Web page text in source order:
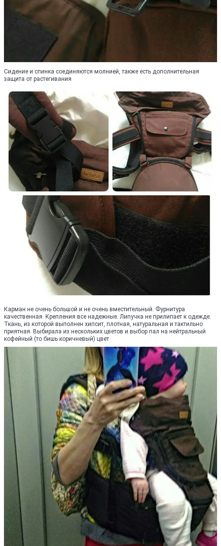
Сидение и спинка соединяются молнией, также есть дополнительная
защита от растегивания
Карман не очень большой и не очень вместительный. Фурнитура
качественная. Крепления все надежные. Липучка не прилипает к одежде.
Ткань, из которой выполнен хипсит, плотная, натуральная и тактильно
приятная. Выбирала из нескольких цветов и выбор пал на нейтральный
кофейный (то бишь коричневый) цвет